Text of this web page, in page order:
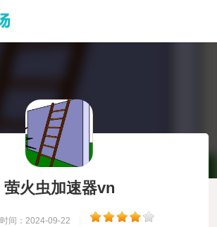
萤火虫加速器vn
时间：2024-09-22